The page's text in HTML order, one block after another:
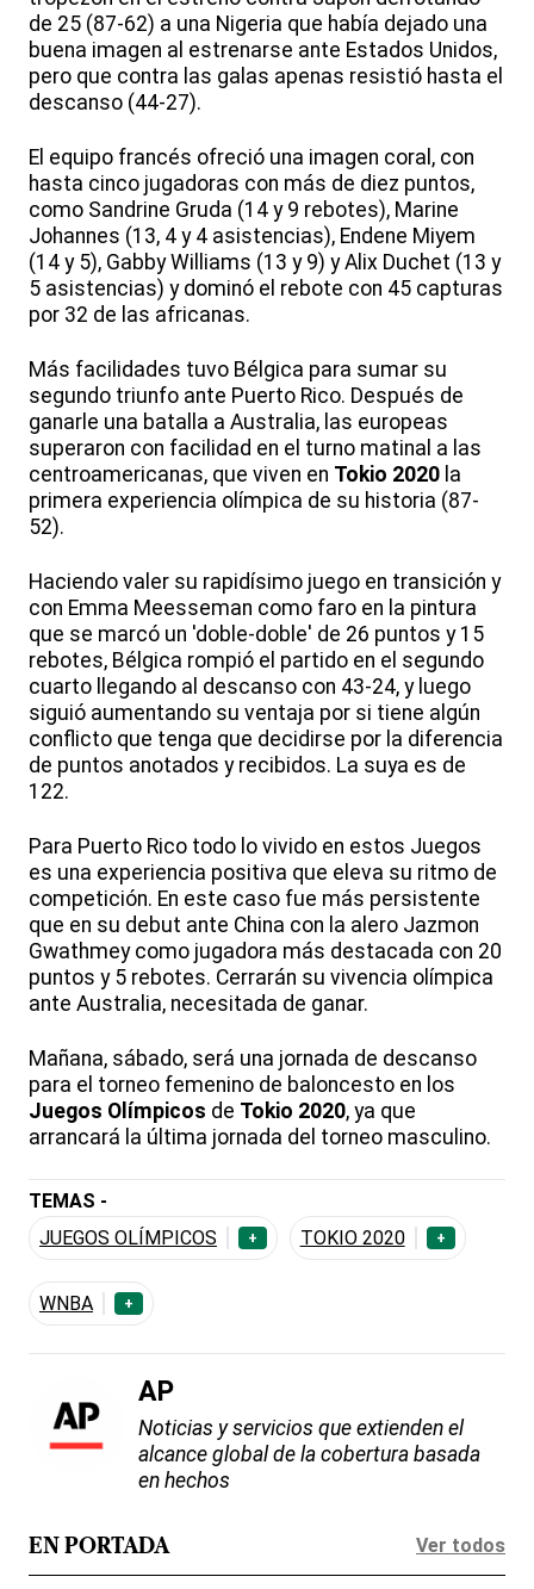
de 25 (87-62) a una Nigeria que había dejado una
buena imagen al estrenarse ante Estados Unidos,
pero que contra las galas apenas resistió hasta el
descanso (44-27).
El equipo francés ofreció una imagen coral, con
hasta cinco jugadoras con más de diez puntos,
como Sandrine Gruda (14 y 9 rebotes), Marine
Johannes (13, 4 y 4 asistencias), Endene Miyem
(14 y 5), Gabby Williams (13 y 9) y Alix Duchet (13 y
5 asistencias) y dominó el rebote con 45 capturas
por 32 de las africanas.
Más facilidades tuvo Bélgica para sumar su
segundo triunfo ante Puerto Rico. Después de
ganarle una batalla a Australia, las europeas
superaron con facilidad en el turno matinal a las
centroamericanas, que viven en Tokio 2020 la
primera experiencia olímpica de su historia (87-
52).
Haciendo valer su rapidísimo juego en transición y
con Emma Meesseman como faro en la pintura
que se marcó un 'doble-doble' de 26 puntos y 15
rebotes, Bélgica rompió el partido en el segundo
cuarto llegando al descanso con 43-24, y luego
siguió aumentando su ventaja por si tiene algún
conflicto que tenga que decidirse por la diferencia
de puntos anotados y recibidos. La suya es de
122.
Para Puerto Rico todo lo vivido en estos Juegos
es una experiencia positiva que eleva su ritmo de
competición. En este caso fue más persistente
que en su debut ante China con la alero Jazmon
Gwathmey como jugadora más destacada con 20
puntos y 5 rebotes. Cerrarán su vivencia olímpica
ante Australia, necesitada de ganar.
Mañana, sábado, será una jornada de descanso
para el torneo femenino de baloncesto en los
Juegos Olímpicos de Tokio 2020, ya que
arrancará la última jornada del torneo masculino.
TEMAS -
JUEGOS OLÍMPICOS
+ TOKIO 2020 +
WNBA +
AP
Noticias y servicios que extienden el
alcance global de la cobertura basada
en hechos
EN PORTADA Ver todos